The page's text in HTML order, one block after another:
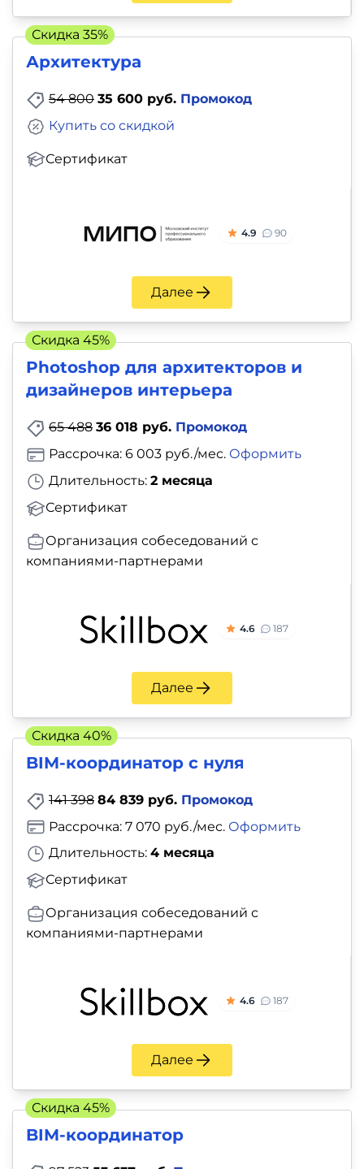
Архитектура
54 800 35 600 руб. Промокод
Сертификат
Купить со скидкой
4.9 90
Далее
Скидка 35%
Photoshop для архитекторов и
дизайнеров интерьера
65 488 36 018 руб. Промокод
Длительность: 2 месяца
Сертификат
Рассрочка: 6 003 руб./мес. Оформить
Организация собеседований с
компаниями-партнерами
4.6 187
Далее
Скидка 45%
BIM-координатор с нуля
141 398 84 839 руб. Промокод
Длительность: 4 месяца
Сертификат
Рассрочка: 7 070 руб./мес. Оформить
Организация собеседований с
компаниями-партнерами
4.6 187
Далее
Скидка 40%
BIM-координатор
Скидка 45%